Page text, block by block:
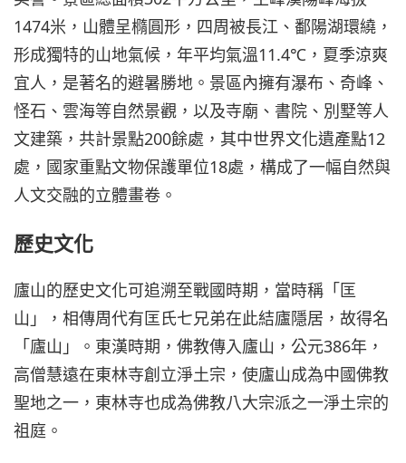
1474米，山體呈橢圓形，四周被長江、鄱陽湖環繞，
形成獨特的山地氣候，年平均氣溫11.4℃，夏季涼爽
宜人，是著名的避暑勝地。景區內擁有瀑布、奇峰、
怪石、雲海等自然景觀，以及寺廟、書院、別墅等人
文建築，共計景點200餘處，其中世界文化遺產點12
處，國家重點文物保護單位18處，構成了一幅自然與
人文交融的立體畫卷。
歷史文化
廬山的歷史文化可追溯至戰國時期，當時稱「匡
山」，相傳周代有匡氏七兄弟在此結廬隱居，故得名
「廬山」。東漢時期，佛教傳入廬山，公元386年，
高僧慧遠在東林寺創立淨土宗，使廬山成為中國佛教
聖地之一，東林寺也成為佛教八大宗派之一淨土宗的
祖庭。